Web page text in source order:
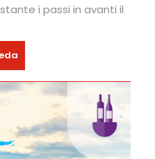
i passi in avanti il